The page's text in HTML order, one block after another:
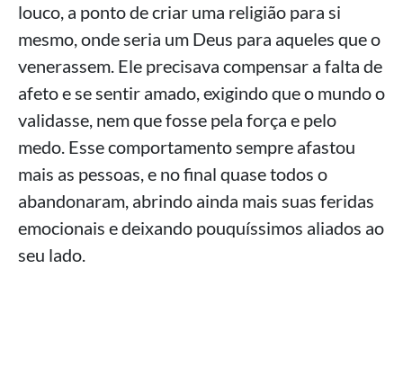
louco, a ponto de criar uma religião para si
mesmo, onde seria um Deus para aqueles que o
venerassem. Ele precisava compensar a falta de
afeto e se sentir amado, exigindo que o mundo o
validasse, nem que fosse pela força e pelo
medo. Esse comportamento sempre afastou
mais as pessoas, e no final quase todos o
abandonaram, abrindo ainda mais suas feridas
emocionais e deixando pouquíssimos aliados ao
seu lado.